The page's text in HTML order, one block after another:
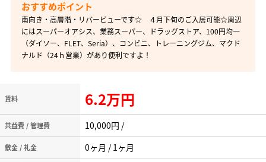
南向き・高層階・リバービューです☆ ４月下旬のご入居可能☆周辺
にはスーパーオアシス、業務スーパー、ドラッグストア、100円均一
（ダイソー、FLET、Seria）、コンビニ、トレーニングジム、マクド
ナルド（24ｈ営業）があり便利ですよ！
賃料 6.2万円
共益費 / 管理費 10,000円 /
敷金 / 礼金 0ヶ月 / 1ヶ月